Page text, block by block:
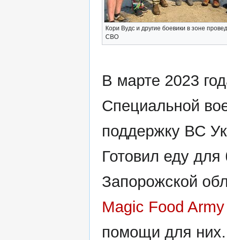
Кори Вудс и другие боевики в зоне
СВО
В марте 2023
Специальной
поддержку ВС
Готовил еду
Запорожской
Magic Food Army
помощи для